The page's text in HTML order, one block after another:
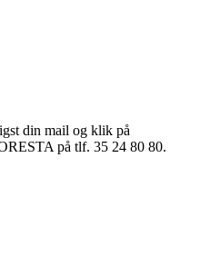
din mail og klik på
på tlf. 35 24 80 80.